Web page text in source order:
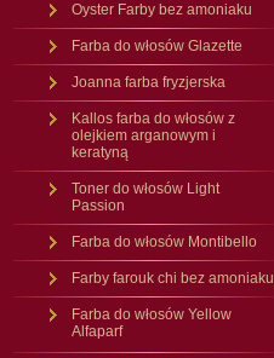
Oyster Farby bez amoniaku
Farba do włosów Glazette
Joanna farba fryzjerska
Kallos farba do włosów z
olejkiem arganowym i
keratyną
Toner do włosów Light
Passion
Farba do włosów Montibello
Farby farouk chi bez amoniaku
Farba do włosów Yellow
Alfaparf